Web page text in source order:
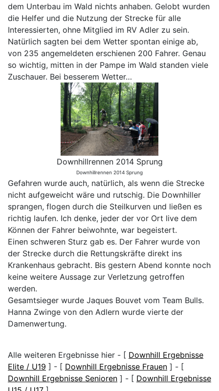
dem Unterbau im Wald nichts anhaben. Gelobt wurden
die Helfer und die Nutzung der Strecke für alle
Interessierten, ohne Mitglied im RV Adler zu sein.
Natürlich sagten bei dem Wetter spontan einige ab,
von 235 angemeldeten erschienen 200 Fahrer. Genau
so wichtig, mitten in der Pampe im Wald standen viele
Zuschauer. Bei besserem Wetter…
Downhillrennen 2014 Sprung
Downhillrennen 2014 Sprung
Gefahren wurde auch, natürlich, als wenn die Strecke
nicht aufgeweicht wäre und rutschig. Die Downhiller
sprangen, flogen durch die Steilkurven und ließen es
richtig laufen. Ich denke, jeder der vor Ort live dem
Können der Fahrer beiwohnte, war begeistert.
Einen schweren Sturz gab es. Der Fahrer wurde von
der Strecke durch die Rettungskräfte direkt ins
Krankenhaus gebracht. Bis gestern Abend konnte noch
keine weitere Aussage zur Verletzung getroffen
werden.
Gesamtsieger wurde Jaques Bouvet vom Team Bulls.
Hanna Zwinge von den Adlern wurde vierte der
Damenwertung.
Alle weiteren Ergebnisse hier - [ Downhill Ergebnisse
Elite / U19 ] - [ Downhill Ergebnisse Frauen ] - [
Downhill Ergebnisse Senioren ] - [ Downhill Ergebnisse